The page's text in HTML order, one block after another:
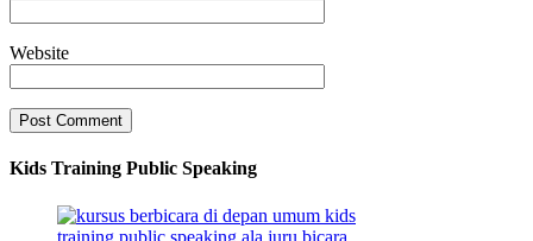
Website
Kids Training Public Speaking